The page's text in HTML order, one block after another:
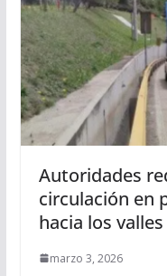
Autoridades
circulación en
hacia los valles
marzo 3, 2026